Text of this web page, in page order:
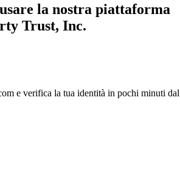
la nostra piattaforma
Trust, Inc.
e verifica la tua identità in pochi minuti dal